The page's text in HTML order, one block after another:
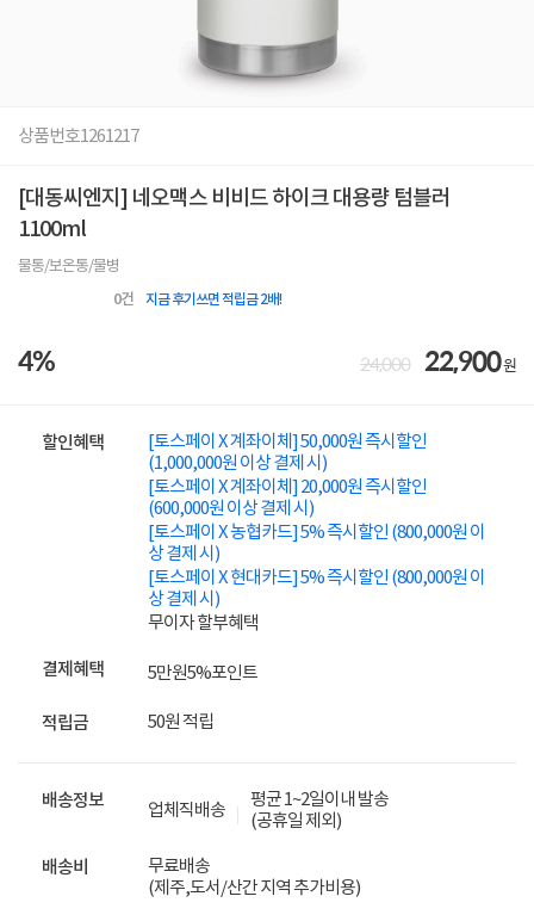
상품번호1261217
[대동씨엔지] 네오맥스 비비드 하이크 대용량 텀블러
1100ml
물통/보온통/물병
0건 지금 후기쓰면 적립금 2배!
4% 24,000 22,900원
할인혜택
[토스페이 X 계좌이체] 50,000원 즉시할인
(1,000,000원 이상 결제 시)
[토스페이 X 계좌이체] 20,000원 즉시할인
(600,000원 이상 결제 시)
[토스페이 X 농협카드] 5% 즉시할인 (800,000원 이
상 결제 시)
[토스페이 X 현대카드] 5% 즉시할인 (800,000원 이
상 결제 시)
무이자 할부혜택
결제혜택 5만원5%포인트
적립금 50원 적립
배송정보 업체직배송
평균 1~2일이내 발송
(공휴일 제외)
배송비
무료배송
(제주,도서/산간 지역 추가비용)